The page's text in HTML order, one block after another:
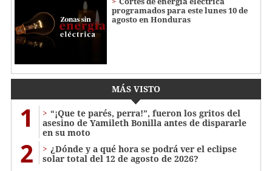
programados para este lunes 10 de
agosto en Honduras
MÁS VISTO
1
“¡Que te parés, perra!”, fueron los gritos del
asesino de Yamileth Bonilla antes de dispararle
en su moto
2
¿Dónde y a qué hora se podrá ver el eclipse
solar total del 12 de agosto de 2026?